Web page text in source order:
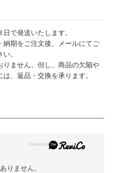
で発送いたします。
期をご注文後、メールにてご
。
ません。但し、商品の欠陥や
、返品・交換を承ります。
りません。